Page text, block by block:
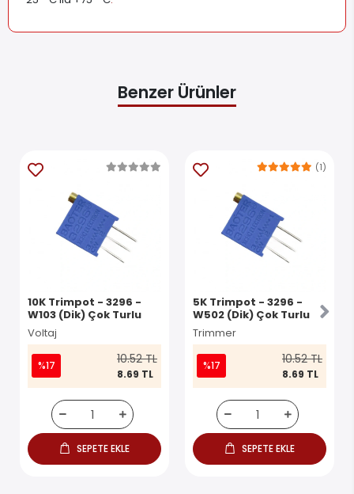
Benzer Ürünler
10K Trimpot - 3296 -
W103 (Dik) Çok Turlu
Voltaj
%17 10.52 TL
8.69 TL
SEPETE EKLE
5K Trimpot - 3296 -
W502 (Dik) Çok Turlu
Trimmer
(1)
%17 10.52 TL
8.69 TL
SEPETE EKLE